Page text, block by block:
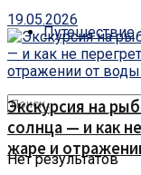
Путешествие
Нет результатов
19.05.2026
Экскурсия на
солнца — и как
жаре и